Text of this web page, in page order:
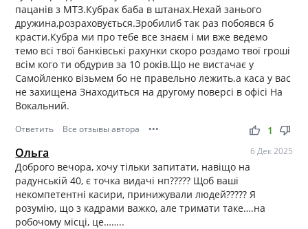
пацанів з МТЗ.Кубрак баба в штанах.Нехай занього
дружина,розраховується.Зробилиб так раз побоявся б
красти.Кубра ми про тебе все знаєм і ми вже ведемо
темо всі твої банківські рахунки скоро роздамо твої гроші
всім кого ти обдурив за 10 років.Що не вистачає у
Самойленко візьмем бо не правельно лежить.а каса у вас
не захищена Знаходиться на другому поверсі в офісі На
Вокальний.
Ответить Все отзывы автора ••• thumb_up thumb_down
1
Ольга 6 Дек 2025
Доброго вечора, хочу тільки запитати, навіщо на
радунській 40, є точка видачі нп????? Щоб ваші
некомпетентні касири, принижували людей????? Я
розумію, що з кадрами важко, але тримати таке….на
робочому місці, це……..